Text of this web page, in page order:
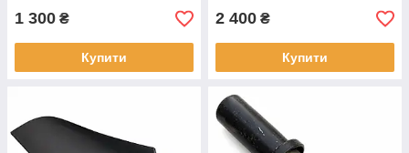
1 300 ₴
Купити
2 400 ₴
Купити